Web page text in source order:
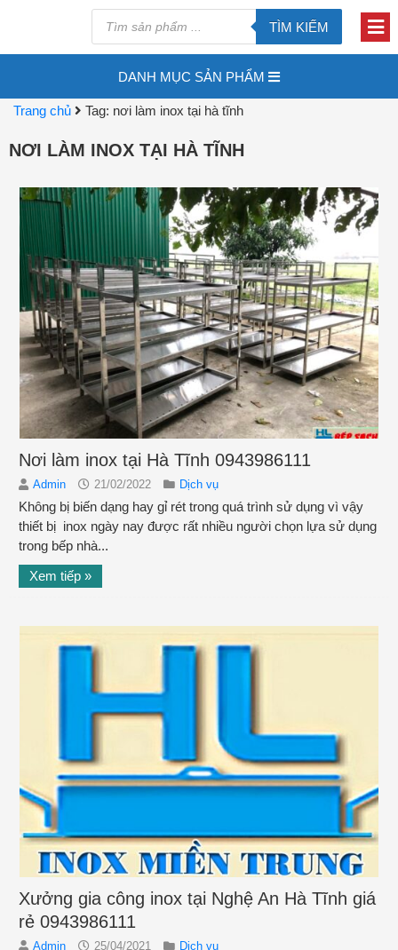
TÌM KIẾM
DANH MỤC SẢN PHẨM
Trang chủ Tag: nơi làm inox tại hà tĩnh
NƠI LÀM INOX TẠI HÀ TĨNH
Nơi làm inox tại Hà Tĩnh 0943986111
Admin 21/02/2022 Dịch vụ
Không bị biến dạng hay gỉ rét trong quá trình sử dụng vì vậy
thiết bị inox ngày nay được rất nhiều người chọn lựa sử dụng
trong bếp nhà...
Xem tiếp »
Xưởng gia công inox tại Nghệ An Hà Tĩnh giá
rẻ 0943986111
Admin 25/04/2021 Dịch vụ